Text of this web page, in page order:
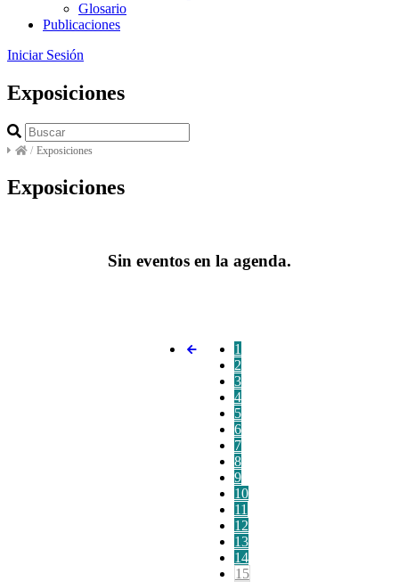
Glosario
Publicaciones
Iniciar Sesión
Exposiciones
/ Exposiciones
Exposiciones
Sin eventos en la agenda.
1
2
3
4
5
6
7
8
9
10
11
12
13
14
15